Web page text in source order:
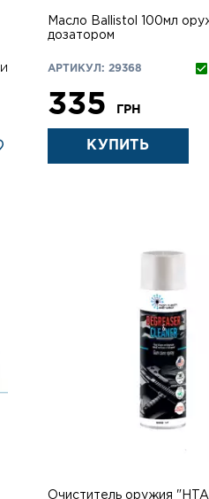
Масло Ballistol 100мл оружейное с
дозатором
АРТИКУЛ: 29368
335 ГРН
КУПИТЬ
Очиститель оружия "HTA